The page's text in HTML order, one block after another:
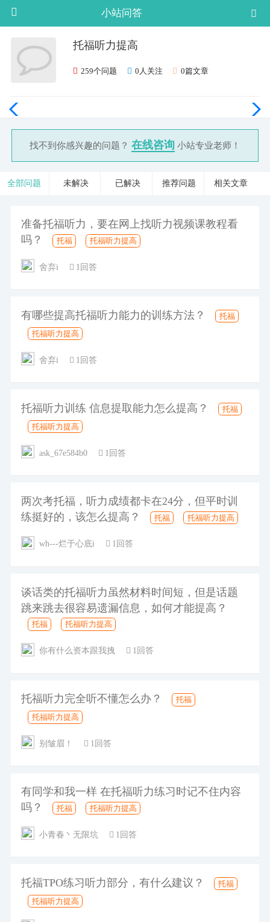
小站问答
托福听力提高
259个问题 0人关注 0篇文章
找不到你感兴趣的问题？ 在线咨询 小站专业老师！
全部问题 未解决 已解决 推荐问题 相关文章
准备托福听力，要在网上找听力视频课教程看
吗？
托福 托福听力提高
舍弃i 1回答
有哪些提高托福听力能力的训练方法？
托福
托福听力提高
舍弃i 1回答
托福听力训练 信息提取能力怎么提高？
托福
托福听力提高
ask_67e584b0 1回答
两次考托福，听力成绩都卡在24分，但平时训
练挺好的，该怎么提高？
托福 托福听力提高
wh---烂于心底i 1回答
谈话类的托福听力虽然材料时间短，但是话题
跳来跳去很容易遗漏信息，如何才能提高？
托福 托福听力提高
你有什么资本跟我拽 1回答
托福听力完全听不懂怎么办？
托福
托福听力提高
别皱眉！ 1回答
有同学和我一样 在托福听力练习时记不住内容
吗？
托福 托福听力提高
小青春丶无限坑 1回答
托福TPO练习听力部分，有什么建议？
托福
托福听力提高